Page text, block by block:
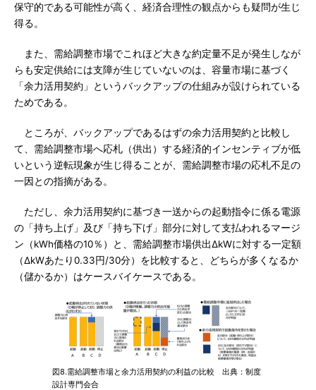
保守的である可能性が高く、経済合理性の観点からも疑問が生じ
得る。
また、需給調整市場でこれほど大きな約定量不足が発生しなが
らも安定供給には支障が生じていないのは、容量市場に基づく
「余力活用契約」というバックアップの仕組みが設けられている
ためである。
ところが、バックアップであるはずの余力活用契約と比較し
て、需給調整市場へ応札（供出）する経済的インセンティブが低
いという逆転現象が生じ得ることが、需給調整市場の応札不足の
一因との指摘がある。
ただし、余力活用契約に基づき一送からの起動指令に係る電源
の「持ち上げ」及び「持ち下げ」部分に対して支払われるマージ
ン（kWh価格の10％）と、需給調整市場供出ΔkWに対する一定額
（ΔkWあたり0.33円/30分）を比較すると、どちらが多くなるか
（儲かるか）はケースバイケースである。
図8.需給調整市場と余力活用契約の利益の比較 出典：制度
設計専門会合